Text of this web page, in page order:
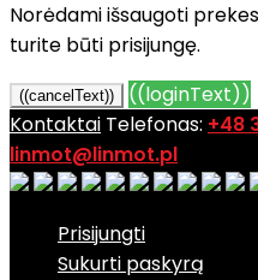
Norėdami išsaugoti
turite būti prisijungę.
((cancelText))
((loginText))
Kontaktai Telefonas: +48
linmot@linmot.pl
Prisijungti
Sukurti paskyrą